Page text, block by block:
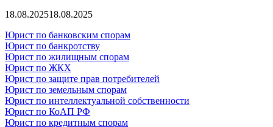
18.08.202518.08.2025
Юрист по банковским спорам
Юрист по банкротству
Юрист по жилищным спорам
Юрист по ЖКХ
Юрист по защите прав потребителей
Юрист по земельным спорам
Юрист по интеллектуальной собственности
Юрист по КоАП РФ
Юрист по кредитным спорам